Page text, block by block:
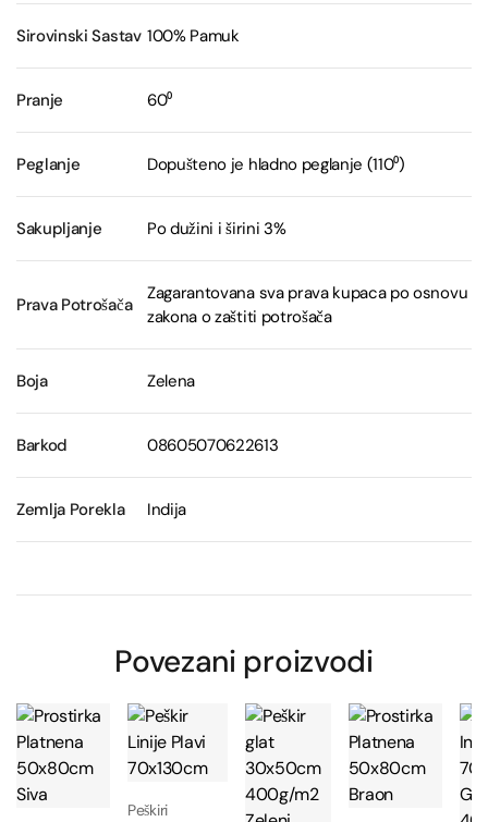
Sirovinski Sastav 100% Pamuk
Pranje 60⁰
Peglanje Dopušteno je hladno peglanje (110⁰)
Sakupljanje Po dužini i širini 3%
Prava Potrošača
Zagarantovana sva prava kupaca po osnovu
zakona o zaštiti potrošača
Boja Zelena
Barkod 08605070622613
Zemlja Porekla Indija
Povezani proizvodi
Peškiri